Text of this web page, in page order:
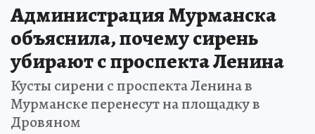
Администрация Мурманска
объяснила, почему сирень
убирают с проспекта Ленина
Кусты сирени с проспекта Ленина в
Мурманске перенесут на площадку в
Дровяном